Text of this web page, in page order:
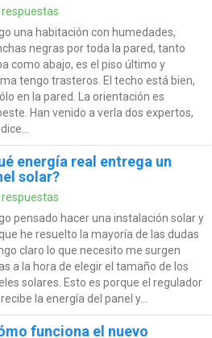
respuestas
una habitación con humedades,
negras por toda la pared, tanto
como abajo, es el piso último y
tengo trasteros. El techo está bien,
en la pared. La orientación es
Han venido a verla dos expertos,
energía real entrega un
solar?
respuestas
pensado hacer una instalación solar y
he resuelto la mayoría de las dudas
claro lo que necesito me surgen
a la hora de elegir el tamaño de los
solares. Esto es porque el regulador
la energía del panel y...
funciona el nuevo